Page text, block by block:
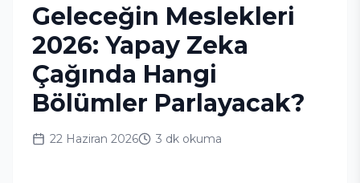
Geleceğin Meslekleri
2026: Yapay Zeka
Çağında Hangi
Bölümler Parlayacak?
22 Haziran 2026 3 dk okuma